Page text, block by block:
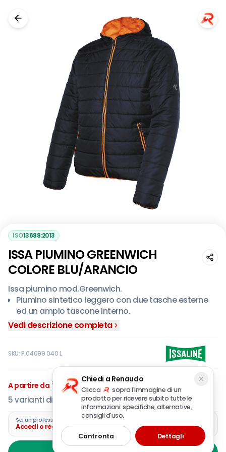
ISO13688:2013
ISSA PIUMINO GREENWICH
COLORE BLU/ARANCIO
Issa piumino mod.Greenwich.
Piumino sintetico leggero con due tasche esterne
ed un ampio tascone interno.
Vedi descrizione completa
SKU:P.04099 040 L
A partire da € 34,91 IVA incl.
5varianti disponibili
Sei un professionista?
Accedi o registra la tua azienda
Chiedi a Renaudo
Clicca
sopra l'immagine di un
prodotto per ricevere subito tutte le
informazioni: specifiche, alternative,
consigli d'uso.
Confronta Dettagli